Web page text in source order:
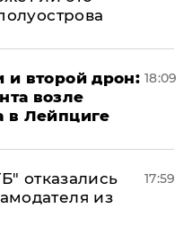
и второй дрон:
возле
в Лейпциге
18:09
отказались
из
17:59